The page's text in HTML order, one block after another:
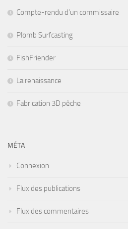
Compte-rendu d’un commissaire
Plomb Surfcasting
FishFriender
La renaissance
Fabrication 3D pêche
MÉTA
Connexion
Flux des publications
Flux des commentaires